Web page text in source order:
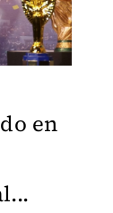
en